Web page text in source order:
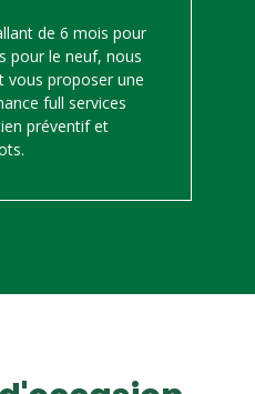
de 6 mois pour
pour le neuf, nous
vous proposer une
full services
préventif et